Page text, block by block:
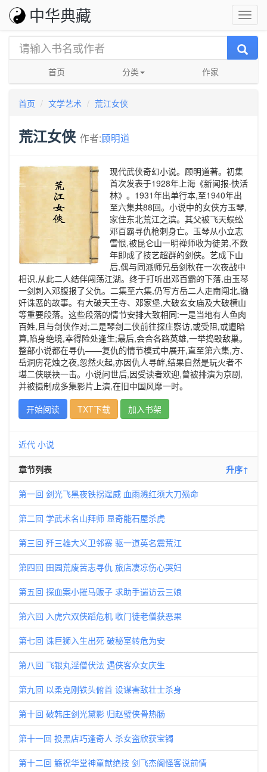
中华典藏
首页 分类 作家
首页 文学艺术 荒江女侠
荒江女侠 作者:顾明道
现代武侠奇幻小说。顾明道著。初集
首次发表于1928年上海《新闻报·快活
林》。1931年出单行本,至1940年出
至六集共88回。小说中的女侠方玉琴,
家住东北荒江之滨。其父被飞天蜈蚣
邓百霸寻仇枪刺身亡。玉琴从小立志
雪恨,被昆仑山一明禅师收为徒弟,不数
年即成了技艺超群的剑侠。艺成下山
后,偶与同派师兄岳剑秋在一次夜战中
相识,从此二人结伴闯荡江湖。终于打听出邓百霸的下落,由玉琴
一剑刺入邓腹报了父仇。二集至六集,仍写方岳二人走南闯北,锄
奸诛恶的故事。有大破天王寺、邓家堡,大破玄女庙及大破横山
等重要段落。这些段落的情节安排大致相同:一是当地有人鱼肉
百姓,且与剑侠作对;二是琴剑二侠前往探庄察访,或受阻,或遭暗
算,陷身绝境,幸得险处逢生;最后,会合各路英雄,一举捣毁敌巢。
整部小说都在寻仇——复仇的情节模式中展开,直至第六集,方、
岳洞房花烛之夜,忽然火起,亦因仇人寻衅,结果自然是玩火者不
堪二侠联袂一击。小说问世后,因受读者欢迎,曾被排演为京剧,
并被摄制成多集影片上演,在旧中国风靡一时。
开始阅读
TXT下载 加入书架
近代 小说
章节列表 升序↑
第一回 剑光飞黑夜铁拐逞威 血雨溅红须大刀殒命
第二回 学武术名山拜师 显奇能石屋杀虎
第三回 歼三雄大义卫邻寨 驱一道英名震荒江
第四回 田园荒废苦志寻仇 旅店凄凉伤心哭妇
第五回 探血案小摧马贩子 求助手遄访云三娘
第六回 入虎穴双侠蹈危机 收门徒老僧获恶果
第七回 诛巨狮入生出死 破秘室转危为安
第八回 飞银丸淫僧伏法 遇侠客众女庆生
第九回 以柔克刚铁头俯首 设谋害敌壮士杀身
第十回 破韩庄剑光黛影 归赵璧侠骨热肠
第十一回 投黑店巧逢奇人 杀女盗欣获宝镯
第十二回 觞祝华堂神童献绝技 剑飞杰阁怪客说前情